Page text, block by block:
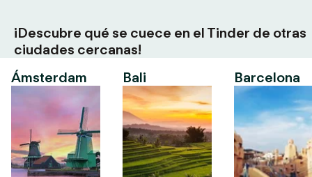
¡Descubre qué se cuece en el Tinder de otras
ciudades cercanas!
Ámsterdam
Bali Barcelona